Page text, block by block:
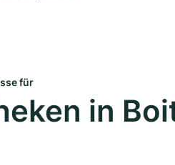
für
in